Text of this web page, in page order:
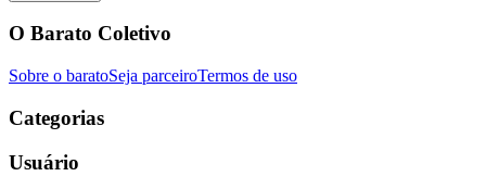
O Barato Coletivo
Sobre o baratoSeja parceiroTermos de uso
Categorias
Usuário